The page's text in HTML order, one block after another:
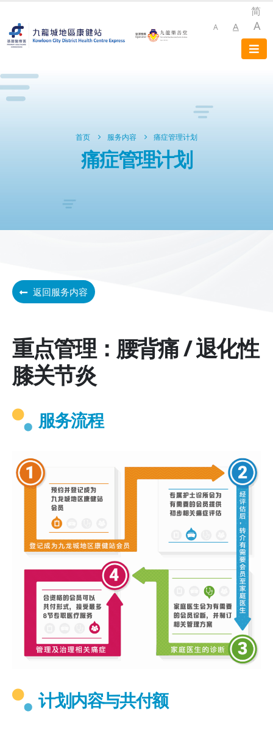
简
A A A
首页 服务内容 痛症管理计划
痛症管理计划
返回服务内容
重点管理：腰背痛 / 退化性
膝关节炎
服务流程
计划内容与共付额